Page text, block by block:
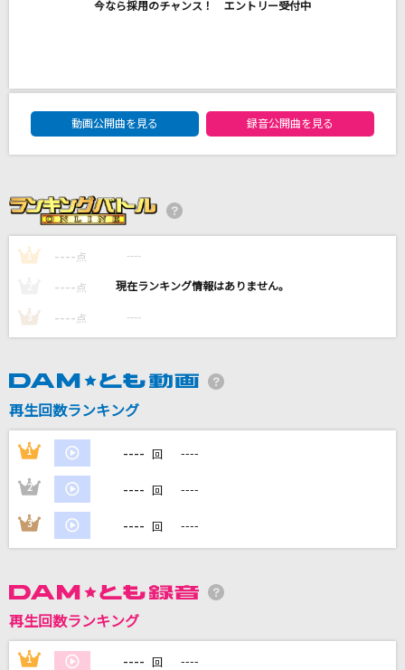
チチンプイプイ
ヨルシカ
botばっか
ファントムシータ
mosi mosi?
北原ミレイ
カラオケ最新情報をチェック！
今なら採用のチャンス！ エントリー受付中
DAM★ともボーカルエントリーランキング
動画公開曲を見る
録音公開曲を見る
1 ---- 点 ----
---- 点 ----
3 ---- 点 ----
再生回数ランキング
1 ---- 回 ----
2 ---- 回 ----
3 ---- 回 ----
再生回数ランキング
1 ---- 回 ----